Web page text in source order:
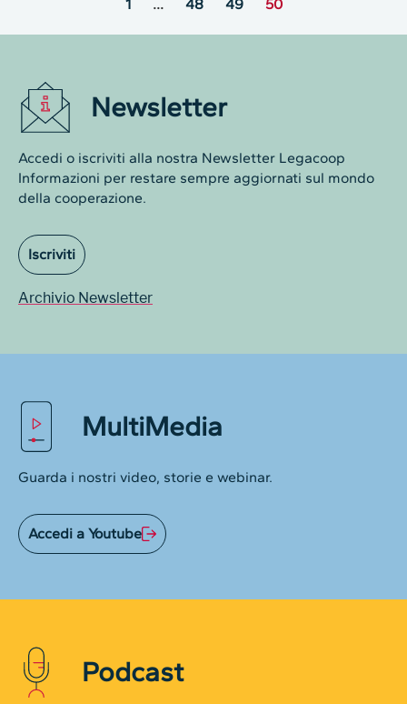
1 … 48 49 50
Newsletter
Accedi o iscriviti alla nostra Newsletter Legacoop
Informazioni per restare sempre aggiornati sul mondo
della cooperazione.
Iscriviti
Archivio Newsletter
MultiMedia
Guarda i nostri video, storie e webinar.
Accedi a Youtube
Podcast